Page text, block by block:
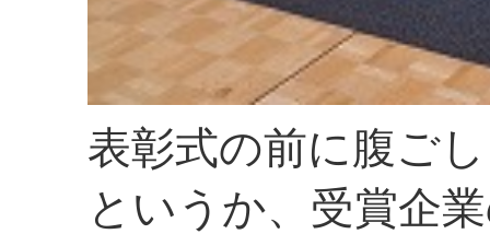
表彰式の前に腹ご
というか、受賞企